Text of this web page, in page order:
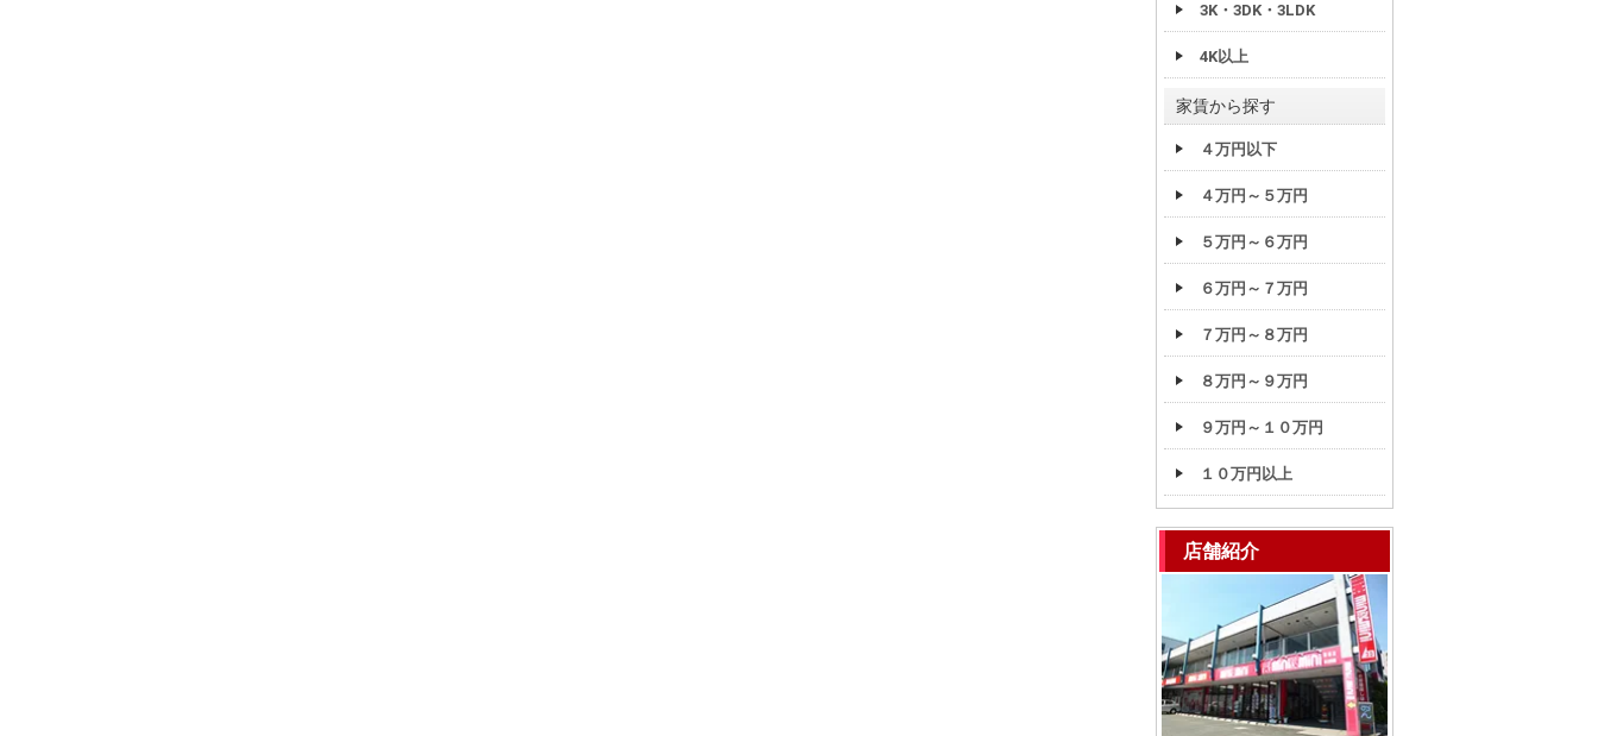
3K・3DK・3LDK
4K以上
家賃から探す
４万円以下
４万円～５万円
５万円～６万円
６万円～７万円
７万円～８万円
８万円～９万円
９万円～１０万円
１０万円以上
店舗紹介